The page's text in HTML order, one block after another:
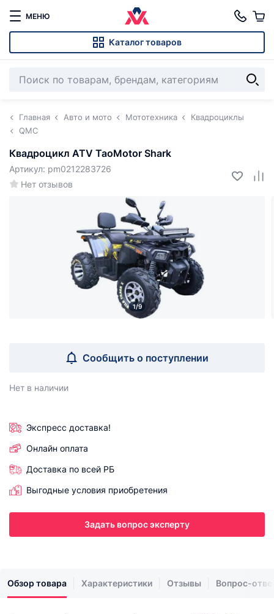
МЕНЮ
Каталог товаров
Главная Авто и мото Мототехника
Квадроциклы
QMC
Квадроцикл ATV TaoMotor Shark
Нет отзывов
Артикул: pm0212283726
1/9
Сообщить о поступлении
Нет в наличии
Экспресс доставка!
Онлайн оплата
Доставка по всей РБ
Выгодные условия приобретения
Задать вопрос эксперту
Обзор товара Характеристики Отзывы Вопрос-